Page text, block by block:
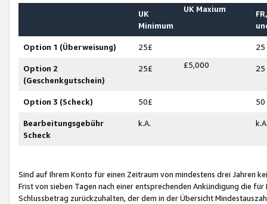
UK
Minimum
UK Maxium
Option 1 (Überweisung) 25£ 25
Option 2
(Geschenkgutschein)
25£ £5,000 25
Option 3 (Scheck) 50£ 50
Bearbeitungsgebühr
Scheck
k.A.
Sind auf Ihrem Konto für einen Zeitraum von mindestens drei Jahren
Frist von sieben Tagen nach einer entsprechenden Ankündigung die
Schlussbetrag zurückzuhalten, der dem in der Übersicht